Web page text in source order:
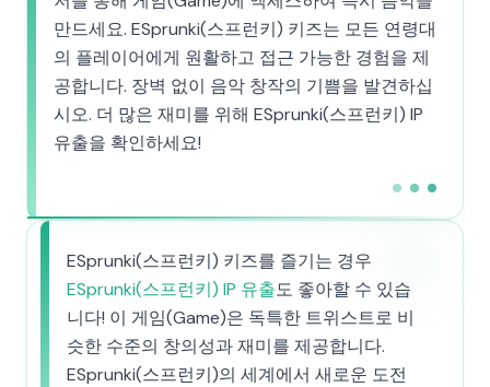
만드세요. ESprunki(스프런키) 키즈는 모든 연령대
의 플레이어에게 원활하고 접근 가능한 경험을 제
공합니다. 장벽 없이 음악 창작의 기쁨을 발견하십
시오. 더 많은 재미를 위해 ESprunki(스프런키) IP
유출을 확인하세요!
ESprunki(스프런키) 키즈를 즐기는 경우
ESprunki(스프런키) IP 유출도 좋아할 수 있습
니다! 이 게임(Game)은 독특한 트위스트로 비
슷한 수준의 창의성과 재미를 제공합니다.
ESprunki(스프런키)의 세계에서 새로운 도전